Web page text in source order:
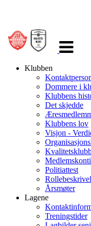
navigasjon
Klubben
Dommere i
Klubbens
Det skjedde
Klubbens lov
Visjon -
Politiattest
Årsmøter
Lagene
Treningstider